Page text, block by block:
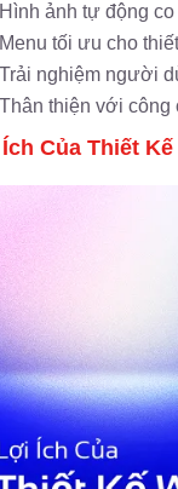
Hình ảnh tự động co
Menu tối ưu cho
Trải nghiệm người
Thân thiện với công
CủaThiết